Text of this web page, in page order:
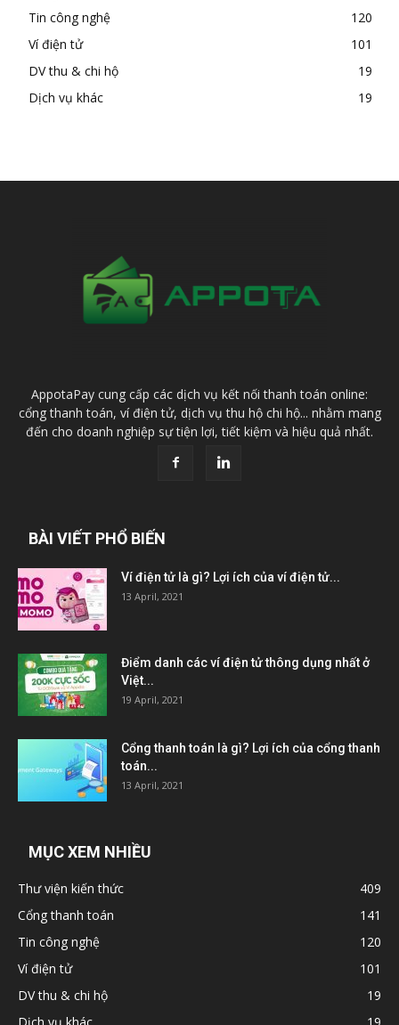
Tin công nghệ
120
Ví điện tử
101
DV thu & chi hộ
19
Dịch vụ khác
19
AppotaPay cung cấp các dịch vụ kết nối thanh toán online:
cổng thanh toán, ví điện tử, dịch vụ thu hộ chi hộ... nhằm mang
đến cho doanh nghiệp sự tiện lợi, tiết kiệm và hiệu quả nhất.
BÀI VIẾT PHỔ BIẾN
Ví điện tử là gì? Lợi ích của ví điện tử...
13 April, 2021
Điểm danh các ví điện tử thông dụng nhất ở
Việt...
19 April, 2021
Cổng thanh toán là gì? Lợi ích của cổng thanh
toán...
13 April, 2021
MỤC XEM NHIỀU
Thư viện kiến thức
409
Cổng thanh toán
141
Tin công nghệ
120
Ví điện tử
101
DV thu & chi hộ
19
Dịch vụ khác
19